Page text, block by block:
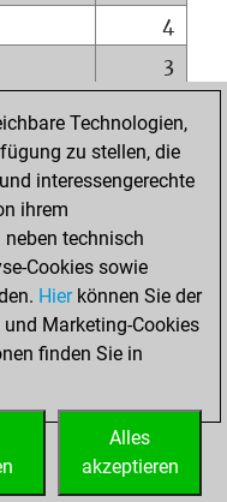
4
3
0
0
0
Technologien,
zu stellen, die
interessengerechte
ihrem
technisch
Cookies sowie
Hierkönnen Sie der
Marketing-Cookies
finden Sie in
Alles
akzeptieren